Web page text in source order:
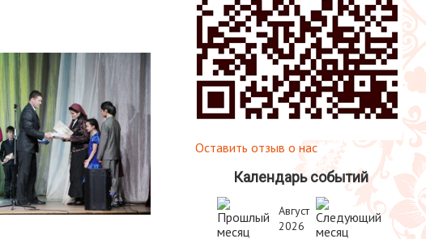
Оставить отзыв о нас
Календарь событий
Август
2026